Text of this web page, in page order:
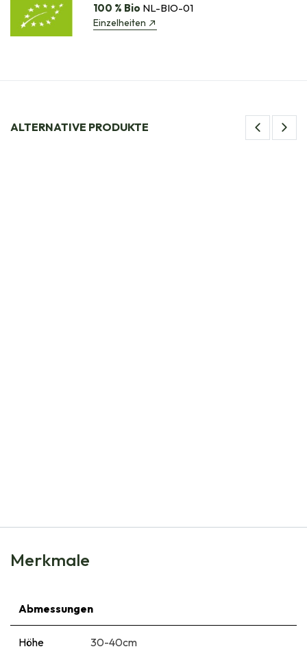
100 % Bio NL-BIO-01
Einzelheiten
ALTERNATIVE PRODUKTE
Merkmale
Abmessungen
Höhe 30-40cm